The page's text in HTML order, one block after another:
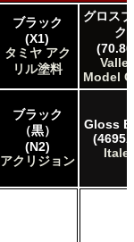
つけやすくしま
ブラック
(X1)
タミヤ アク
リル塗料
グロス
ク
Model
ブラック
（黒）
(N2)
アクリジョン
Gloss